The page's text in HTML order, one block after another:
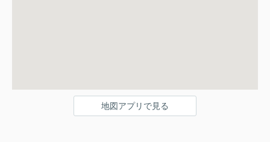
地図アプリで見る